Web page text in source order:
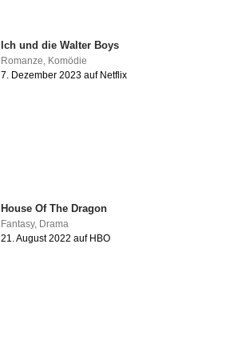
Ich und die Walter Boys
Romanze, Komödie
7. Dezember 2023 auf Netflix
House Of The Dragon
Fantasy, Drama
21. August 2022 auf HBO